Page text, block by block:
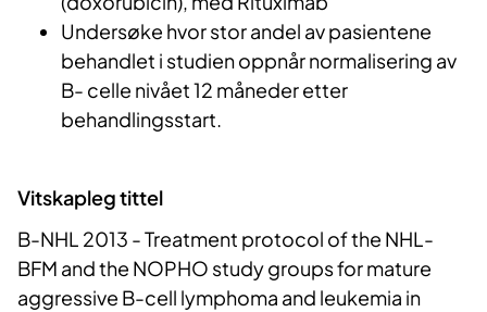
Undersøke hvor stor andel av pasientene
behandlet i studien oppnår normalisering av
B- celle nivået 12 måneder etter
behandlingsstart.
Vitskapleg tittel
B-NHL 2013 - Treatment protocol of the NHL-
BFM and the NOPHO study groups for mature
aggressive B-cell lymphoma and leukemia in